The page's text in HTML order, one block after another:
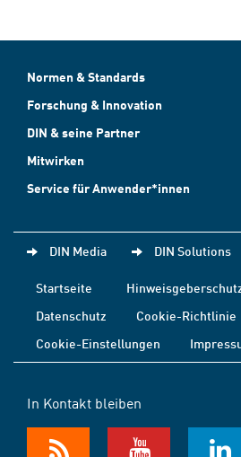
Normen & Standards
Forschung & Innovation
DIN & seine Partner
Mitwirken
Service für Anwender*innen
DIN Media DIN Solutions
Startseite
Datenschutz
Cookie-Richtlinie
Cookie-Einstellungen
In Kontakt bleiben